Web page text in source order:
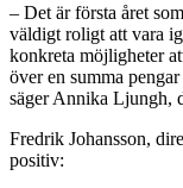
– Det är första året
väldigt roligt att vara
konkreta möjligheter
över en summa
säger Annika Ljungh,
Fredrik Johansson,
positiv: